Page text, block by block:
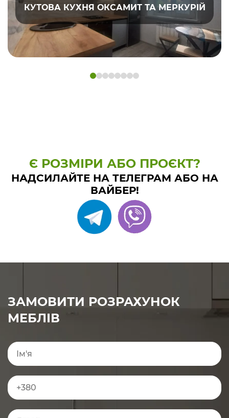
КУТОВА КУХНЯ ОКСАМИТ ТА МЕРКУРІЙ
Є РОЗМІРИ АБО ПРОЄКТ?
НАДСИЛАЙТЕ НА ТЕЛЕГРАМ АБО НА
ВАЙБЕР!
ЗАМОВИТИ РОЗРАХУНОК
МЕБЛІВ